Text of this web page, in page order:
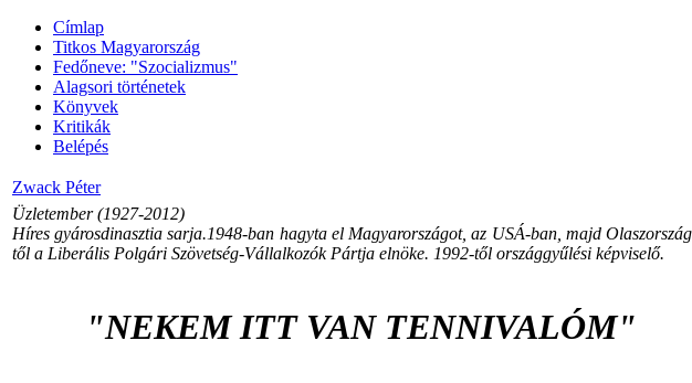
Címlap
Titkos Magyarország
Fedőneve: "Szocializmus"
Alagsori történetek
Könyvek
Kritikák
Belépés
Zwack Péter
Üzletember (1927-2012)
Híres gyárosdinasztia sarja.1948-ban hagyta el Magyarországot, az USÁ-ban, majd
től a Liberális Polgári Szövetség-Vállalkozók Pártja elnöke. 1992-től országgyűlési képviselő.
"NEKEM ITT VAN TENNIVALÓM"